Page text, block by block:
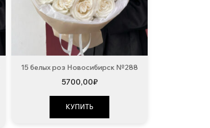
15 белых роз Новосибирск №288
5700,00₽
КУПИТЬ